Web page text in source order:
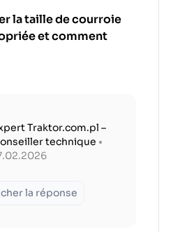
la taille de courroie
et comment
Traktor.com.pl –
technique •
la réponse